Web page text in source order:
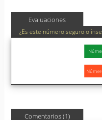
Evaluaciones
¿Es este número seguro o
Comentarios (1)